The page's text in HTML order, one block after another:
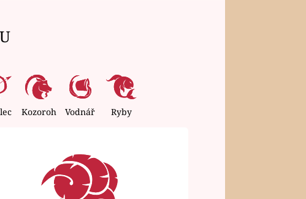
Kozoroh Vodnář Ryby